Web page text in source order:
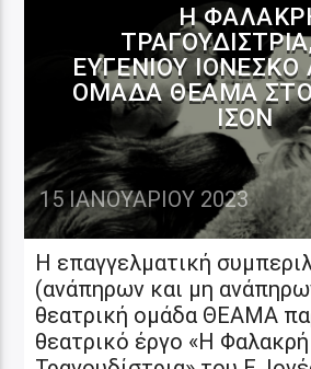
Η
ΕΥΓΈΝΙΟΥ
ΟΜΆΔΑ ΘΕΑΜΑ
ΊΣΟΝ
15 ΙΑΝΟΥΑΡΊΟΥ 2023
Η επαγγελματική
(ανάπηρων και μη
θεατρική ομάδα ΘΕΑΜΑ
θεατρικό έργο «Η Φαλακρή